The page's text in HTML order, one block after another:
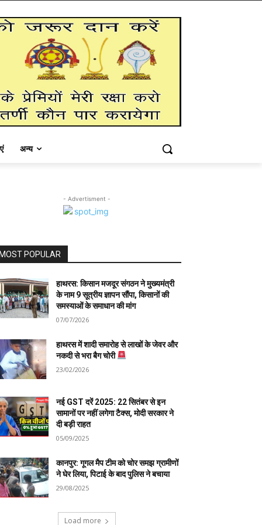
अन्य
- Advertisment -
MOST POPULAR
हाथरस: किसान मजदूर संगठन ने मुख्यमंत्री
के नाम 9 सूत्रीय ज्ञापन सौंपा, किसानों की
समस्याओं के समाधान की मांग
07/07/2026
हाथरस में शादी समारोह से लाखों के जेवर और
नकदी से भरा बैग चोरी
23/02/2026
नई GST दरें 2025: 22 सितंबर से इन
सामानों पर नहीं लगेगा टैक्स, मोदी सरकार ने
दी बड़ी राहत
05/09/2025
कानपुर: गूगल मैप टीम को चोर समझ ग्रामीणों
ने घेर लिया, पिटाई के बाद पुलिस ने बचाया
29/08/2025
Load more